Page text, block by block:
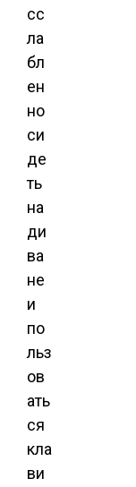
сс
ла
бл
ен
но
си
де
ть
на
ди
ва
не
и
по
льз
ов
ать
ся
кла
ви